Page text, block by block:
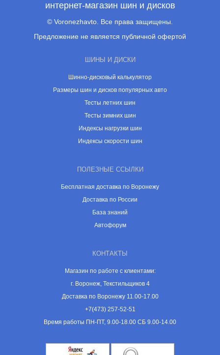
интернет-магазин шин и дисков
© Voronezhavto. Все права защищены.
Предложение не является публичной офертой
ШИНЫ И ДИСКИ
Шинно-дисковый калькулятор
Размеры шин и дисков популярных авто
Тесты летних шин
Тесты зимних шин
Индексы нагрузки шин
Индексы скорости шин
ПОЛЕЗНЫЕ ССЫЛКИ
Бесплатная доставка по Воронежу
Доставка по России
База знаний
Автофорум
КОНТАКТЫ
Магазин по работе с клиентами:
г. Воронеж, Текстильщиков 4
Доставка по Воронежу 11.00-17.00
+7(473) 257-52-51
Время работы ПН-ПТ, 9.00-18.00 СБ 9.00-14.00